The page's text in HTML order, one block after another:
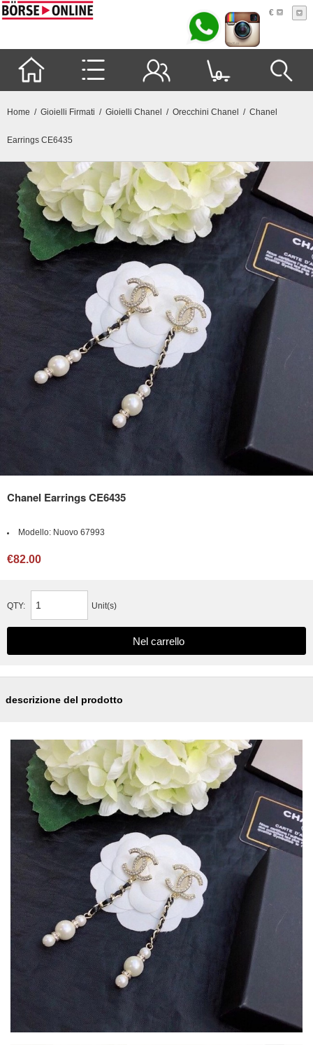
€
0
Home / Gioielli Firmati / Gioielli Chanel / Orecchini Chanel / Chanel
Earrings CE6435
Chanel Earrings CE6435
Modello: Nuovo 67993
€82.00
QTY: Unit(s)
descrizione del prodotto